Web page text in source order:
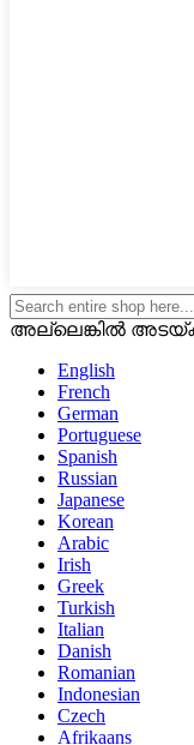
അല്ലെങ്കിൽ
English
French
German
Portuguese
Spanish
Russian
Japanese
Korean
Arabic
Irish
Greek
Turkish
Italian
Danish
Romanian
Indonesian
Czech
Afrikaans